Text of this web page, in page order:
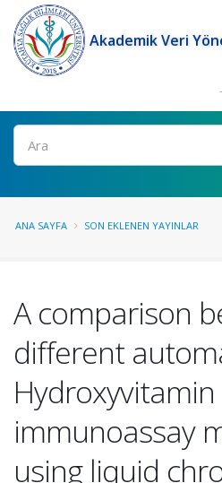
Akademik Veri
Ara
ANA SAYFA SON EKLENEN YAYINLAR
A comparison
different
Hydroxyvitamin
immunoassay
using liquid